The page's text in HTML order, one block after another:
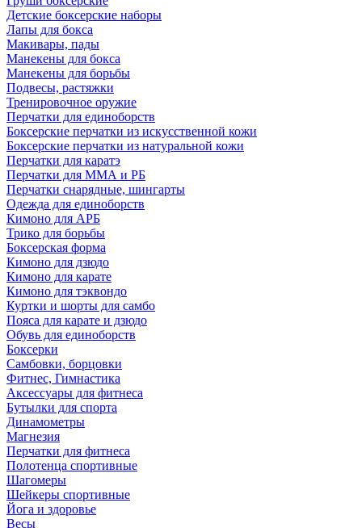
Детские боксерские наборы
Лапы для бокса
Макивары, пады
Манекены для бокса
Манекены для борьбы
Подвесы, растяжки
Тренировочное оружие
Перчатки для единоборств
Боксерские перчатки из искусственной кожи
Боксерские перчатки из натуральной кожи
Перчатки для каратэ
Перчатки для ММА и РБ
Перчатки снарядные, шингарты
Одежда для единоборств
Кимоно для АРБ
Трико для борьбы
Боксерская форма
Кимоно для дзюдо
Кимоно для карате
Кимоно для тэквондо
Куртки и шорты для самбо
Пояса для карате и дзюдо
Обувь для единоборств
Боксерки
Самбовки, борцовки
Фитнес, Гимнастика
Аксессуары для фитнеса
Бутылки для спорта
Динамометры
Магнезия
Перчатки для фитнеса
Полотенца спортивные
Шагомеры
Шейкеры спортивные
Йога и здоровье
Весы